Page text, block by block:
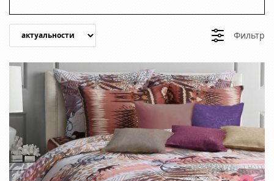
Фильтр